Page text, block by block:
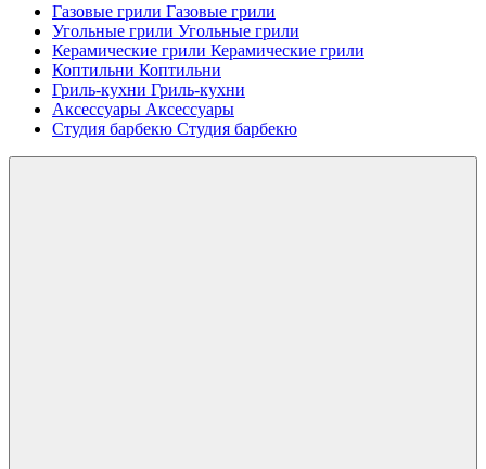
Газовые грили Газовые грили
Угольные грили Угольные грили
Керамические грили Керамические грили
Коптильни Коптильни
Гриль-кухни Гриль-кухни
Аксессуары Аксессуары
Студия барбекю Студия барбекю